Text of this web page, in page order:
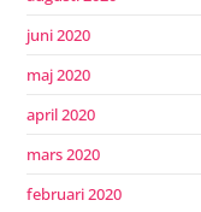
juni 2020
maj 2020
april 2020
mars 2020
februari 2020